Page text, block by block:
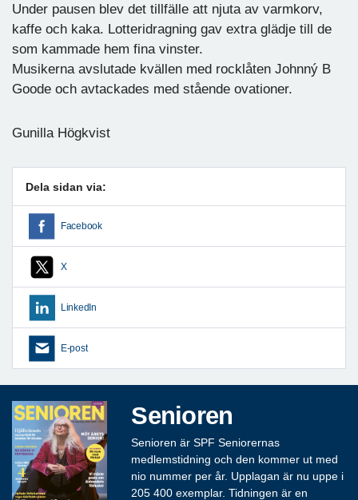
Under pausen blev det tillfälle att njuta av varmkorv,
kaffe och kaka. Lotteridragning gav extra glädje till de
som kammade hem fina vinster.
Musikerna avslutade kvällen med rocklåten Johnný B
Goode och avtackades med stående ovationer.
Gunilla Högkvist
Dela sidan via:
Facebook
X
LinkedIn
E-post
Senioren
Senioren är SPF Seniorernas
medlemstidning och den kommer ut med
nio nummer per år. Upplagan är nu uppe i
205 400 exemplar. Tidningen är en